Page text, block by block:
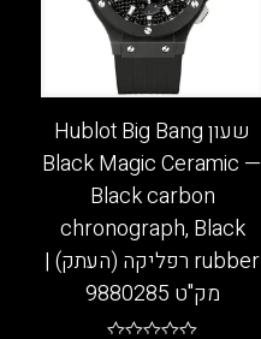
שעון Hublot Big Bang
Black Magic Ceramic —
Black carbon
chronograph, Black
rubber רפליקה (העתק) |
מק"ט 9880285